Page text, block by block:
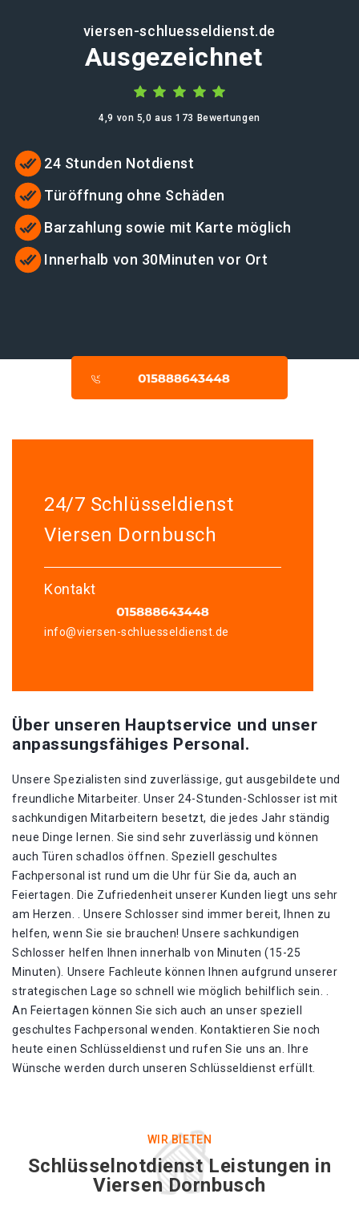
viersen-schluesseldienst.de
Ausgezeichnet
4,9 von 5,0 aus 173 Bewertungen
24 Stunden Notdienst
Türöffnung ohne Schäden
Barzahlung sowie mit Karte möglich
Innerhalb von 30Minuten vor Ort
24/7 Schlüsseldienst
Viersen Dornbusch
Kontakt
info@viersen-schluesseldienst.de
Über unseren Hauptservice und unser
anpassungsfähiges Personal.
Unsere Spezialisten sind zuverlässige, gut ausgebildete und
freundliche Mitarbeiter. Unser 24-Stunden-Schlosser ist mit
sachkundigen Mitarbeitern besetzt, die jedes Jahr ständig
neue Dinge lernen. Sie sind sehr zuverlässig und können
auch Türen schadlos öffnen. Speziell geschultes
Fachpersonal ist rund um die Uhr für Sie da, auch an
Feiertagen. Die Zufriedenheit unserer Kunden liegt uns sehr
am Herzen. . Unsere Schlosser sind immer bereit, Ihnen zu
helfen, wenn Sie sie brauchen! Unsere sachkundigen
Schlosser helfen Ihnen innerhalb von Minuten (15-25
Minuten). Unsere Fachleute können Ihnen aufgrund unserer
strategischen Lage so schnell wie möglich behilflich sein. .
An Feiertagen können Sie sich auch an unser speziell
geschultes Fachpersonal wenden. Kontaktieren Sie noch
heute einen Schlüsseldienst und rufen Sie uns an. Ihre
Wünsche werden durch unseren Schlüsseldienst erfüllt.
WIR BIETEN
Schlüsselnotdienst Leistungen in
Viersen Dornbusch